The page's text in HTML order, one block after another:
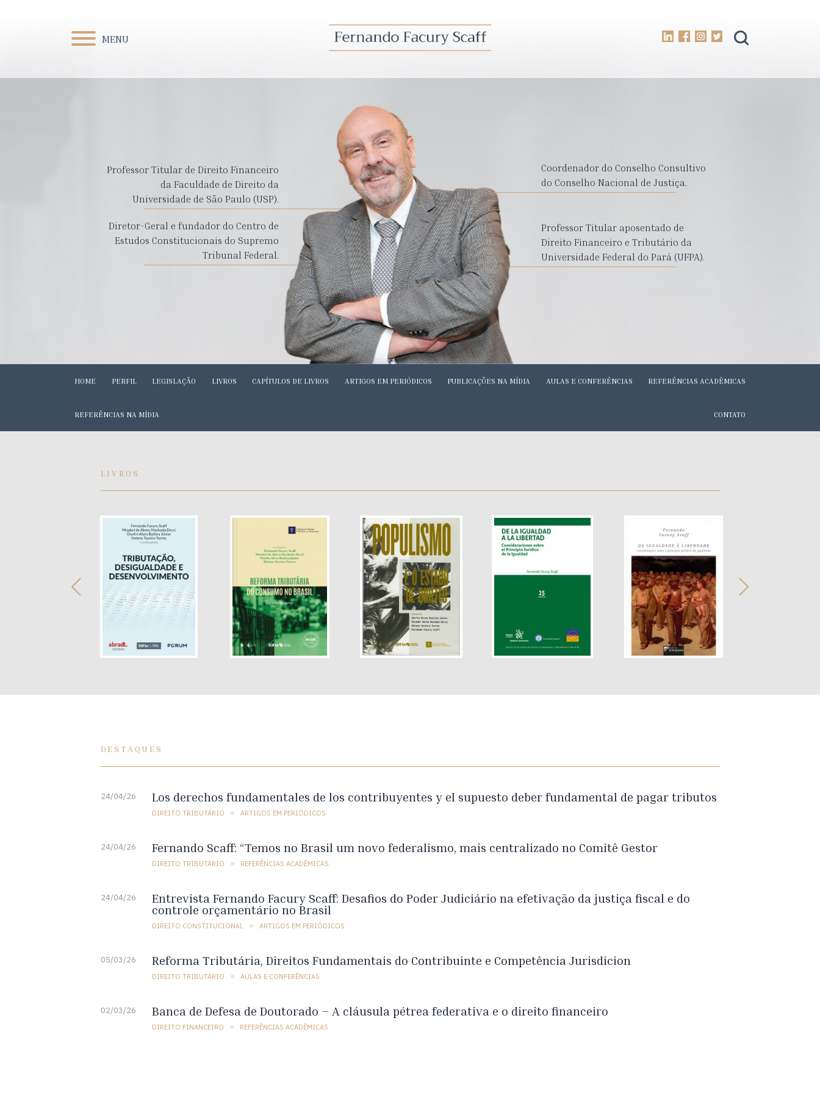
MENU
Professor Titular de Direito Financeiro
da Faculdade de Direito da
Universidade de São Paulo (USP).
Diretor-Geral e fundador do Centro de
Estudos Constitucionais do Supremo
Tribunal Federal.
Coordenador do Conselho Consultivo
do Conselho Nacional de Justiça.
Professor Titular aposentado de
Direito Financeiro e Tributário da
Universidade Federal do Pará (UFPA).
HOME PERFIL LEGISLAÇÃO LIVROS CAPÍTULOS DE LIVROS ARTIGOS EM PERIÓDICOS PUBLICAÇÕES NA MÍDIA AULAS E CONFERÊNCIAS REFERÊNCIAS ACADÊMICAS
REFERÊNCIAS NA MÍDIA CONTATO
LIVROS
DESTAQUES
24/04/26 Los derechos fundamentales de los contribuyentes y el supuesto deber fundamental de pagar tributos
DIREITO TRIBUTÁRIO ARTIGOS EM PERIÓDICOS
24/04/26 Fernando Scaff: “Temos no Brasil um novo federalismo, mais centralizado no Comitê Gestor
DIREITO TRIBUTÁRIO REFERÊNCIAS ACADÊMICAS
24/04/26 Entrevista Fernando Facury Scaff: Desafios do Poder Judiciário na efetivação da justiça fiscal e do
controle orçamentário no Brasil
DIREITO CONSTITUCIONAL ARTIGOS EM PERIÓDICOS
05/03/26 Reforma Tributária, Direitos Fundamentais do Contribuinte e Competência Jurisdicion
DIREITO TRIBUTÁRIO AULAS E CONFERÊNCIAS
02/03/26 Banca de Defesa de Doutorado – A cláusula pétrea federativa e o direito financeiro
DIREITO FINANCEIRO REFERÊNCIAS ACADÊMICAS